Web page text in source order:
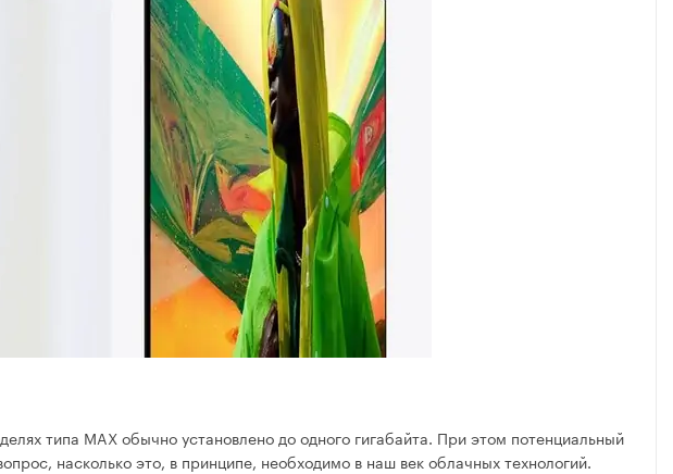
типа MAX обычно установлено до одного гигабайта. При этом потенциальный
насколько это, в принципе, необходимо в наш век облачных технологий.